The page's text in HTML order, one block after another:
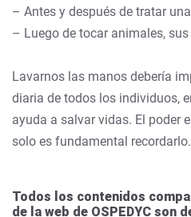
– Antes y después de tratar
– Luego de tocar animales,
Lavarnos las manos debería
diaria de todos los individuos,
ayuda a salvar vidas. El poder
solo es fundamental recordarlo.
Todos los contenidos
de la web de OSPEDYC son